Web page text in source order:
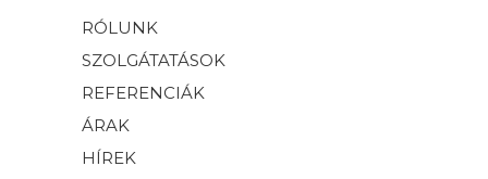
RÓLUNK
SZOLGÁTATÁSOK
REFERENCIÁK
ÁRAK
HÍREK